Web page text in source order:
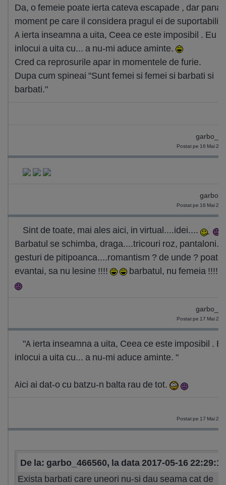
Da, o femeie poate ierta cateva escapade , dar pana
moment pe care il considera pragul ei de
A ierta inseamna a uita, Ceea ce este imposibil . Eu
inlocui a uita cu... a nu-mi aduce aminte.
Cred ca reprosurile apar in momentele de furie.
Dupa cum spineai "Sunt femei si femei si barbati si
barbati."
Postat pe 16 Mai
Postat pe 16 Mai
Sint de toate, mai ales aici, in virtual....idei....
Barbatul se schimba, draga....tricouri roz, pantaloni...
gesturi de pitipoanca....romantism ? de unde ? poate
evantai, sa nu lesine !!!!
barbatul, nu femeia !!!!
Postat pe 17 Mai
"A ierta inseamna a uita, Ceea ce este imposibil .
inlocui a uita cu... a nu-mi aduce aminte. "
Aici ai dat-o cu batzu-n balta rau de tot.
Postat pe 17 Mai
De la: garbo_466560, la data 2017-05-16 22:29:17
Exista barbati care uneori nu-si dau seama cat de